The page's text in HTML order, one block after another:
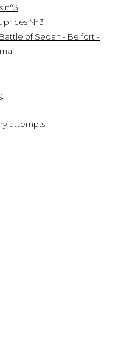
n°3
prices N°3
of Sedan - Belfort -
attempts